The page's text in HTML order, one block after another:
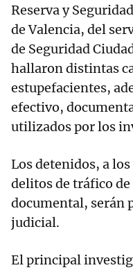
Reserva y
de Valencia, del
de Seguridad
hallaron distintas
estupefacientes,
efectivo,
utilizados por los
Los detenidos, a
delitos de tráfico
documental, serán
judicial.
El principal